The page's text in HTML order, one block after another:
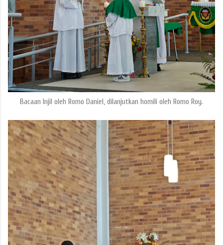
Bacaan Injil oleh Romo Daniel, dilanjutkan homili oleh Romo Roy.